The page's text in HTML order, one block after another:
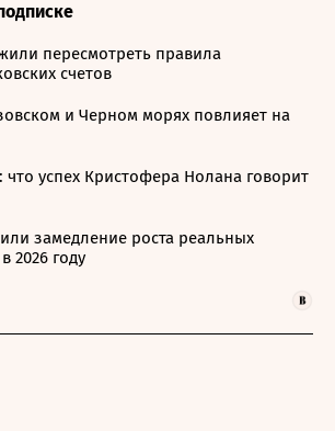
пересмотреть правила
счетов
и Черном морях повлияет на
что успех Кристофера Нолана говорит
замедление роста реальных
2026 году